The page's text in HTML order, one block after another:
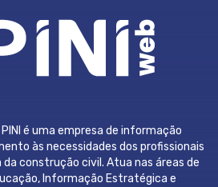
é uma empresa de informação
às necessidades dos profissionais
construção civil. Atua nas áreas de
Informação Estratégica e